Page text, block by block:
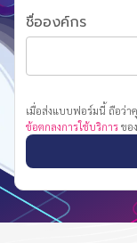
ชื่อองค์กร
เมื่อส่งแบบฟอร์มนี้ ถือว่
ข้อตกลงการใช้บริการขอ